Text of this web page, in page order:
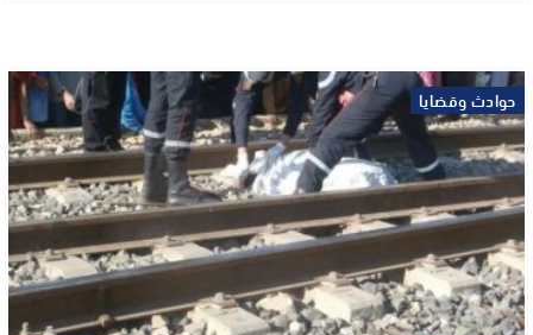
حوادث وقضايا